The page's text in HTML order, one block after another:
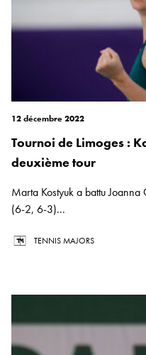
12 décembre 2022
Tournoi de Limoges :
deuxième tour
Marta Kostyuk a battu
(6-2, 6-3)...
TENNIS MAJORS